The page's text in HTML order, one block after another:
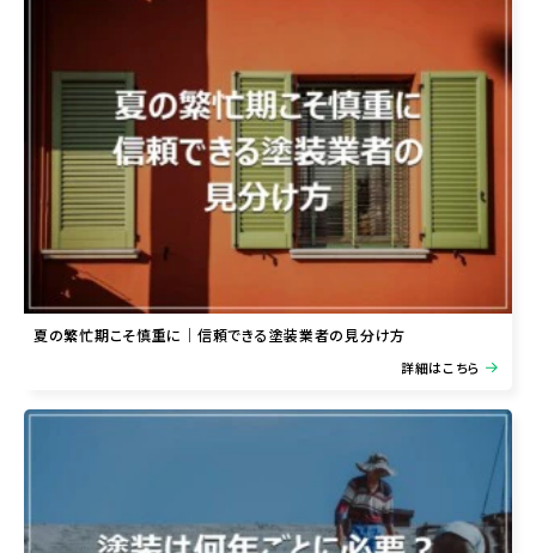
夏の繁忙期こそ慎重に｜信頼できる塗装業者の見分け方
詳細はこちら